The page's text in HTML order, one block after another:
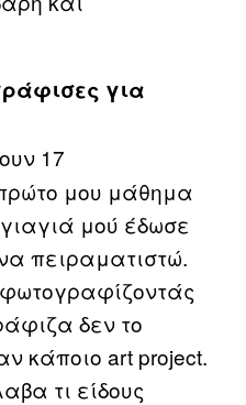
για
17
μου μάθημα
μού έδωσε
πειραματιστώ.
δεν το
κάποιο art project.
τι είδους